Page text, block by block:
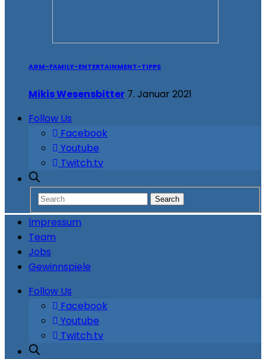
AGM-FAMILY-ENTERTAINMENT-TIPPS
Mikis Wesensbitter 7. Januar 2021
Follow Us
Facebook
Youtube
Twitch.tv
Impressum
Team
Jobs
Gewinnspiele
Follow Us
Facebook
Youtube
Twitch.tv